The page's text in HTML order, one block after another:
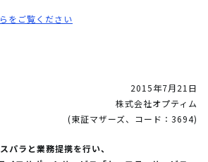
をご覧ください
2015年7月21日
株式会社オプティム
(東証マザーズ、コード：3694)
パラと業務提携を行い、